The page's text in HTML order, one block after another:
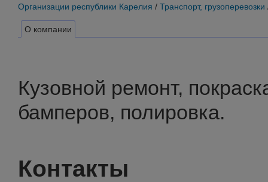
Организации республики Карелия / Транспорт, грузоперевозки
О компании
Кузовной ремонт,
бамперов, полировка.
Контакты